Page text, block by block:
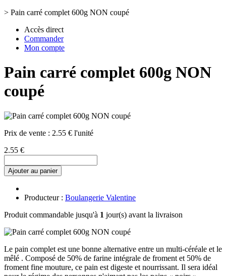
> Pain carré complet 600g NON coupé
Accès direct
Commander
Mon compte
Pain carré complet 600g NON
coupé
Prix de vente : 2.55 € l'unité
2.55 €
Ajouter au panier
Producteur : Boulangerie Valentine
Produit commandable jusqu'à 1 jour(s) avant la livraison
Le pain complet est une bonne alternative entre un multi-céréale et le
mêlé . Composé de 50% de farine intégrale de froment et 50% de
froment fine mouture, ce pain est digeste et nourrissant. Il sera idéal